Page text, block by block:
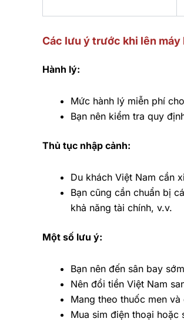
Các lưu ý trước khi lên máy
Hành lý:
Mức hành lý miễn phí
Bạn nên kiểm tra quy
Thủ tục nhập cảnh:
Du khách Việt Nam cần
Bạn cũng cần chuẩn bị
khả năng tài chính, v.v.
Một số lưu ý:
Bạn nên đến sân bay
Nên đổi tiền Việt Nam
Mang theo thuốc men
Mua sim điện thoại